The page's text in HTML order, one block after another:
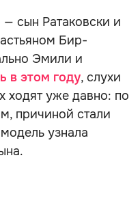
— сын Ратаковски и
Бир-
Эмили и
в этом году, слухи
ходят уже давно: по
причиной стали
узнала